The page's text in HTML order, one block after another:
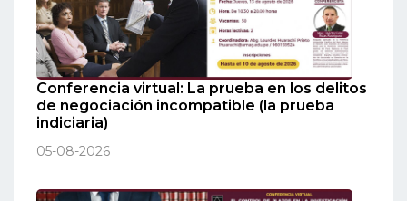
Conferencia virtual: La prueba en los delitos
de negociación incompatible (la prueba
indiciaria)
05-08-2026